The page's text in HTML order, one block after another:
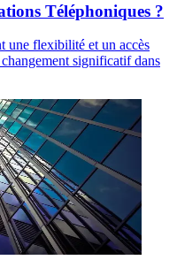
Téléphoniques ?
une flexibilité et un accès
significatif dans